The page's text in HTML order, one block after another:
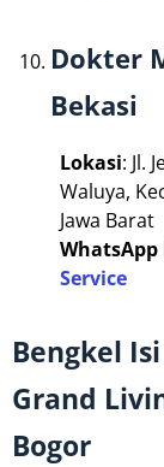
Dokter
Bekasi
Lokasi: Jl.
Waluya,
Jawa Barat
WhatsApp
Service
Bengkel
Grand
Bogor